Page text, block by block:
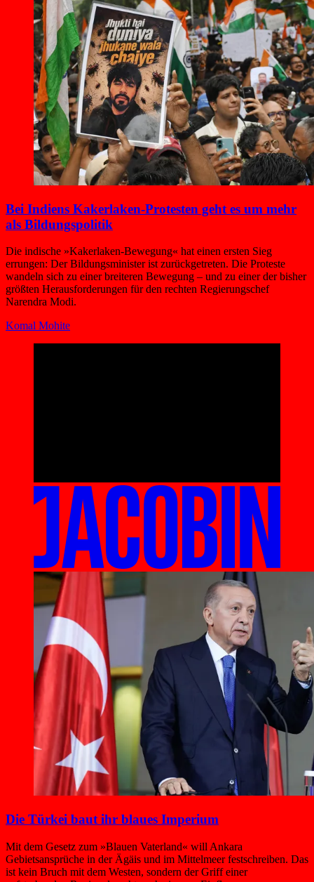
Bei Indiens Kakerlaken-Protesten geht es um mehr
als Bildungspolitik
Die indische »Kakerlaken-Bewegung« hat einen ersten Sieg
errungen: Der Bildungsminister ist zurückgetreten. Die Proteste
wandeln sich zu einer breiteren Bewegung – und zu einer der bisher
größten Herausforderungen für den rechten Regierungschef
Narendra Modi.
Komal Mohite
Die Türkei baut ihr blaues Imperium
Mit dem Gesetz zum »Blauen Vaterland« will Ankara
Gebietsansprüche in der Ägäis und im Mittelmeer festschreiben. Das
ist kein Bruch mit dem Westen, sondern der Griff einer